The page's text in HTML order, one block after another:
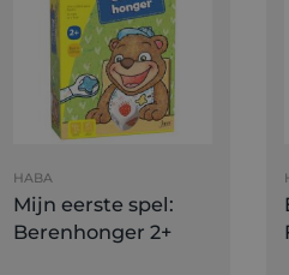
HABA
Mijn eerste spel:
Berenhonger 2+